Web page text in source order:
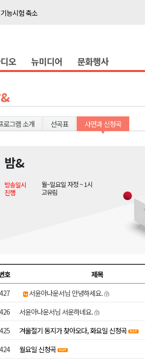
능시험 축소
가포르 복합리조트
원사업 시행
안전 진단
위 한풀 꺾여
능시험 축소
경제살리기 추진
로 전면 통제
원사업 시행
밀 안전 진단
4.1km 지정
오 뉴미디어 문화행사
로그램 소개 선곡표 사연과 신청곡
밤&
방송일시
월~일요일 자정 ~ 1시
진행
고유림
호 제목
427
서윤아나운서님 안녕하세요.
426
서윤아나운서님 서운하네요.
425
겨울절기 동지가 찾아오다, 화요일 신청곡
424
월요일 신청곡